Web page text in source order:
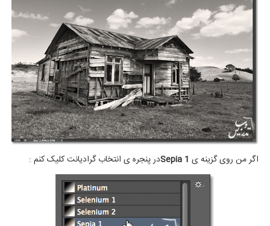
اگر من روی گزینه ی Sepia 1در پنجره ی انتخاب گرادیانت کلیک کنم :